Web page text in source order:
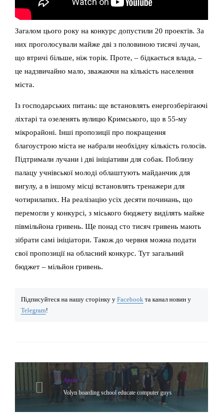
Загалом цього року на конкурс допустили 20 проектів. За
них проголосували майже дві з половиною тисячі лучан,
що втричі більше, ніж торік. Проте, – бідкається влада, –
це надзвичайно мало, зважаючи на кількість населення
міста.
Із господарських питань: ще встановлять енергозберігаючі
ліхтарі та озеленять вулицю Кримського, що в 55-му
мікрорайоні. Інші пропозиції про покращення
благоустрою міста не набрали необхідну кількість голосів.
Підтримали лучани і дві ініціативи для собак. Поблизу
палацу учнівської молоді облаштують майданчик для
вигулу, а в іншому місці встановлять тренажери для
чотирилапих. На реалізацію усіх десяти починань, що
перемогли у конкурсі, з міського бюджету виділять майже
півмільйона гривень. Ще понад сто тисяч гривень мають
зібрати самі ініціатори. Також до червня можна подати
свої пропозиції на обласний конкурс. Тут загальний
бюджет – мільйон гривень.
Підписуйтеся на нашу сторінку у Facebook та канал новин у
Telegram!
Архів
Volyn boarding school educate computer guys